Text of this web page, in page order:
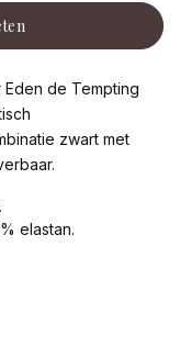
de Tempting
zwart met
elastan.